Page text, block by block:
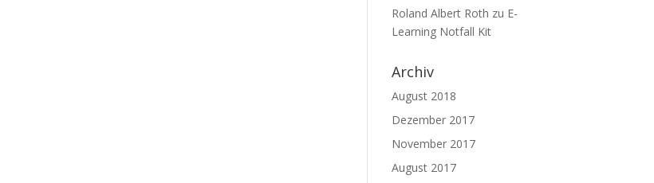
Roland Albert Roth zu E-
Learning Notfall Kit
Archiv
August 2018
Dezember 2017
November 2017
August 2017